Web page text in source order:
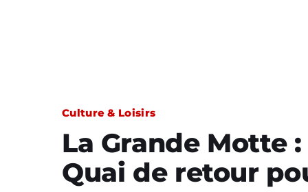
Culture & Loisirs
La Grande Motte
Quai de retour